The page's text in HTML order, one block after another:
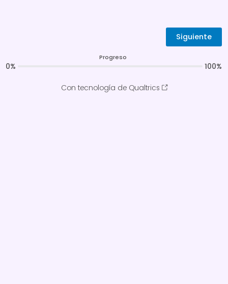
Progreso
0% 100%
Con tecnología de Qualtrics